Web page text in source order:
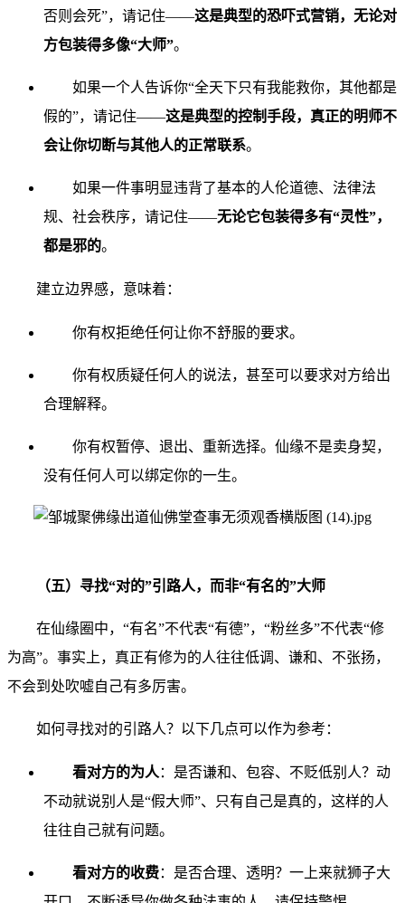
否则会死”，请记住——这是典型的恐吓式营销，无论对
方包装得多像“大师”。
如果一个人告诉你“全天下只有我能救你，其他都是
假的”，请记住——这是典型的控制手段，真正的明师不
会让你切断与其他人的正常联系。
如果一件事明显违背了基本的人伦道德、法律法
规、社会秩序，请记住——无论它包装得多有“灵性”，
都是邪的。
建立边界感，意味着：
你有权拒绝任何让你不舒服的要求。
你有权质疑任何人的说法，甚至可以要求对方给出
合理解释。
你有权暂停、退出、重新选择。仙缘不是卖身契，
没有任何人可以绑定你的一生。
（五）寻找“对的”引路人，而非“有名的”大师
在仙缘圈中，“有名”不代表“有德”，“粉丝多”不代表“修
为高”。事实上，真正有修为的人往往低调、谦和、不张扬，
不会到处吹嘘自己有多厉害。
如何寻找对的引路人？以下几点可以作为参考：
看对方的为人 ：是否谦和、包容、不贬低别人？动
不动就说别人是“假大师”、只有自己是真的，这样的人
往往自己就有问题。
看对方的收费：是否合理、透明？一上来就狮子大